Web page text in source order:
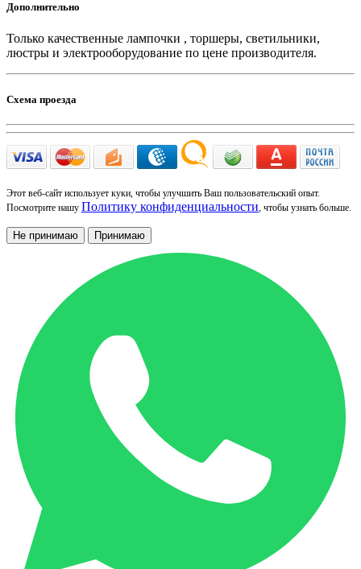
Дополнительно
Только качественные лампочки , торшеры, светильники,
люстры и электрооборудование по цене производителя.
Схема проезда
Этот веб-сайт использует куки, чтобы улучшить Ваш пользовательский опыт.
Посмотрите нашу Политику конфиденциальности, чтобы узнать больше.
Не принимаю Принимаю